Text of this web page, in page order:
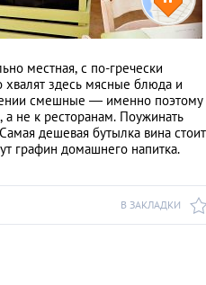
местная, с по-гречески
здесь мясные блюда и
смешные — именно поэтому
не к ресторанам. Поужинать
дешевая бутылка вина стоит
графин домашнего напитка.
В ЗАКЛАДКИ